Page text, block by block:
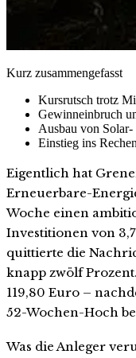
Kurz zusammengefasst
Kursrutsch trotz
Gewinneinbruch
Ausbau von Solar-
Einstieg ins
Eigentlich hat
Erneuerbare-
Woche einen
Investitionen von
quittierte die
knapp zwölf
119,80 Euro –
52-Wochen-Hoch
Was die Anleger